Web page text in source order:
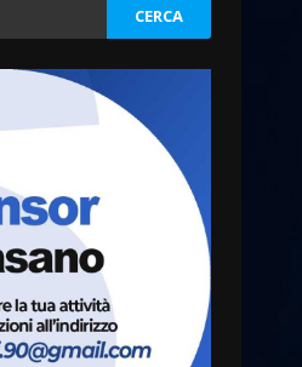
ferito a colpi di
fuoco
2026 18:13
continua il
aperture
del Comune di